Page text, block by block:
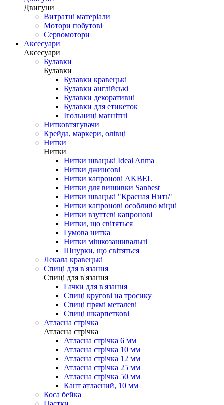
Двигуни
Витратні матеріали
Мотори побутові
Сервомотори
Аксесуари
Аксесуари
Булавки
Булавки
Булавки кравецькі
Булавки англійські
Булавки декоративні
Булавки для етикеток
Ігольниці магнітні
Нитковтягувачи
Крейда, маркери, олівці
Нитки
Нитки
Нитки швацькі Ideal Anma
Нитки джинсові
Нитки капронові AKBEL
Нитки для вишивки Sanbest
Нитки швацькі "Красная Нить"
Нитки капронові особливо міцні
Нитки взуттєві капронові
Нитки, що світяться
Гумова нитка
Нитки мішкозашивальні
Шнурки, що світяться
Лекала кравецькі
Cпиці для в'язання
Cпиці для в'язання
Гачки для в'язання
Спиці кругові на тросику
Спиці прямі металеві
Спиці шкарпеткові
Атласна стрічка
Атласна стрічка
Атласна стрічка 6 мм
Атласна стрічка 10 мм
Атласна стрічка 12 мм
Атласна стрічка 25 мм
Атласна стрічка 50 мм
Кант атласний, 10 мм
Коса бейка